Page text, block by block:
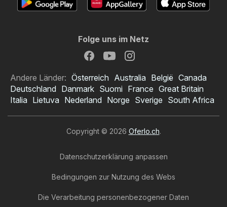
Folge uns im Netz
Andere Länder: Österreich Australia België Canada
Deutschland Danmark Suomi France Great Britain
Italia Lietuva Nederland Norge Sverige South Africa
Copyright © 2026 Oferlo.ch.
Datenschutzerklärung anpassen
Bedingungen zur Nutzung des Webs
Die Verarbeitung personenbezogener Daten